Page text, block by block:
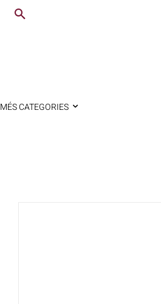
MÉS CATEGORIES